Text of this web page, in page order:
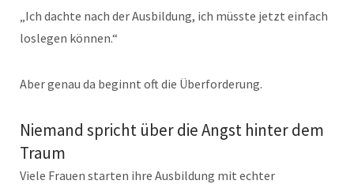
„Ich dachte nach der Ausbildung, ich müsste jetzt einfach
loslegen können.“
Aber genau da beginnt oft die Überforderung.
Niemand spricht über die Angst hinter dem
Traum
Viele Frauen starten ihre Ausbildung mit echter